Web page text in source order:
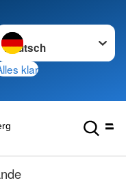
wechseln zu
klar